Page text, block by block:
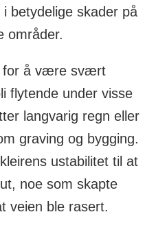
betydelige skader på
områder.
for å være svært
flytende under visse
langvarig regn eller
graving og bygging.
ustabilitet til at
noe som skapte
veien ble rasert.